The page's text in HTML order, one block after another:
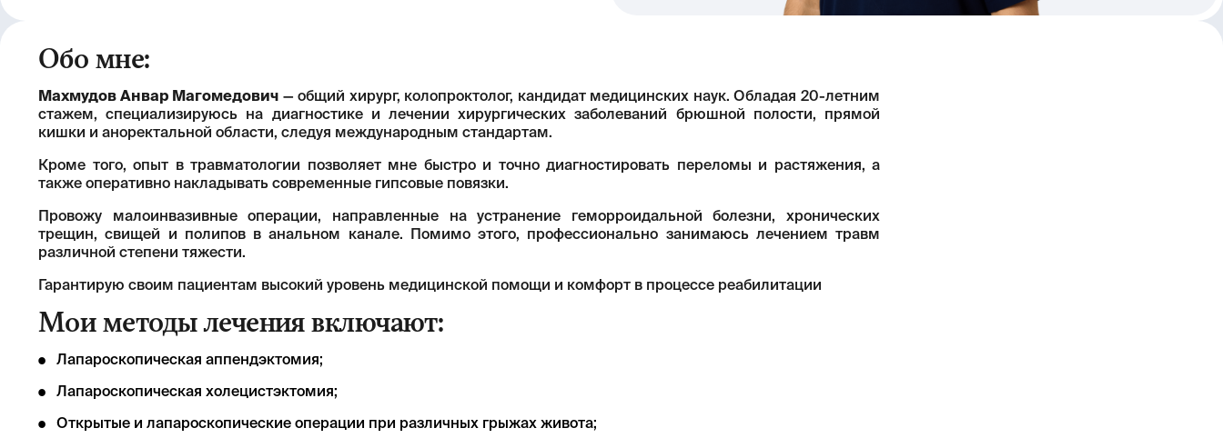
Обо мне:
Махмудов Анвар Магомедович — общий хирург, колопроктолог, кандидат медицинских наук. Обладая 20-летним
стажем, специализируюсь на диагностике и лечении хирургических заболеваний брюшной полости, прямой
кишки и аноректальной области, следуя международным стандартам.
Кроме того, опыт в травматологии позволяет мне быстро и точно диагностировать переломы и растяжения, а
также оперативно накладывать современные гипсовые повязки.
Провожу малоинвазивные операции, направленные на устранение геморроидальной болезни, хронических
трещин, свищей и полипов в анальном канале. Помимо этого, профессионально занимаюсь лечением травм
различной степени тяжести.
Гарантирую своим пациентам высокий уровень медицинской помощи и комфорт в процессе реабилитации
Мои методы лечения включают:
Лапароскопическая аппендэктомия;
Лапароскопическая холецистэктомия;
Открытые и лапароскопические операции при различных грыжах живота;